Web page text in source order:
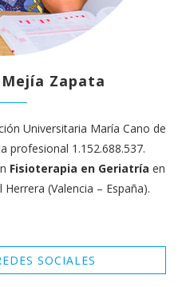
Zapata
Universitaria María Cano de
profesional 1.152.688.537.
Fisioterapia en Geriatría en
(Valencia – España).
SOCIALES